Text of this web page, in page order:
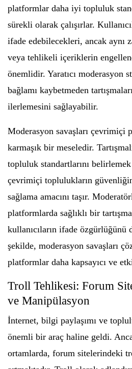
platformlar daha iyi topluluk
sürekli olarak çalışırlar.
ifade edebilecekleri, ancak aynı
veya tehlikeli içeriklerin
önemlidir. Yaratıcı moderasyon
bağlamı kaybetmeden
ilerlemesini sağlayabilir.
Moderasyon savaşları çevrimiçi
karmaşık bir meseledir.
topluluk standartlarını
çevrimiçi toplulukların
sağlama amacını taşır.
platformlarda sağlıklı bir
kullanıcıların ifade özgürlüğünü
şekilde, moderasyon savaşları
platformlar daha kapsayıcı ve
Troll Tehlikesi: Forum
ve Manipülasyon
İnternet, bilgi paylaşımı ve
önemli bir araç haline geldi.
ortamlarda, forum sitelerindeki